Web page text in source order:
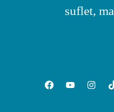
suflet,